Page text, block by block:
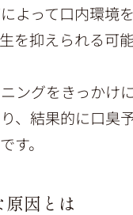
よって口内環境
を抑えられる可
ングをきっかけ
、結果的に口臭
す。
原因とは